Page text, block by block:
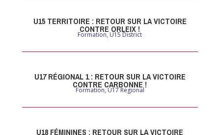
U15 TERRITOIRE : RETOUR SUR LA VICTOIRE
CONTRE ORLEIX !
Formation,U15 District
U17 RÉGIONAL 1 : RETOUR SUR LA VICTOIRE
CONTRE CARBONNE !
Formation,U17 Regional
U18 FÉMININES : RETOUR SUR LA VICTOIRE